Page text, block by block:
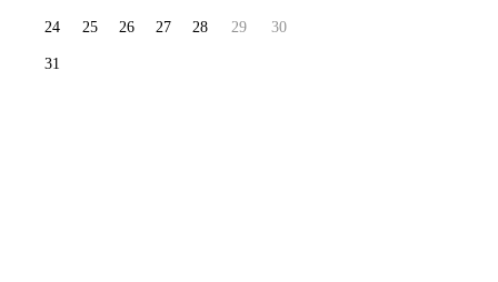
24 25 26 27 28 29 30
31